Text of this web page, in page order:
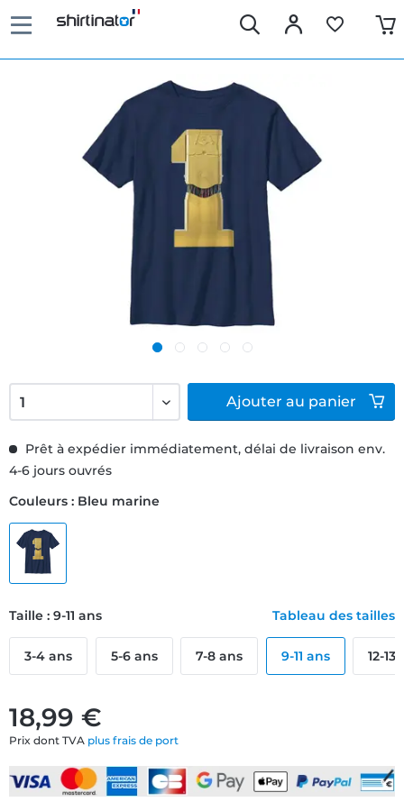
18,99 €
Prix dont TVA plus frais de port
Prêt à expédier immédiatement, délai de livraison env.
4-6 jours ouvrés
Couleurs : Bleu marine
Taille : 9-11 ans Tableau des tailles
3-4 ans 5-6 ans 7-8 ans 9-11 ans 12-13
Ajouter au panier